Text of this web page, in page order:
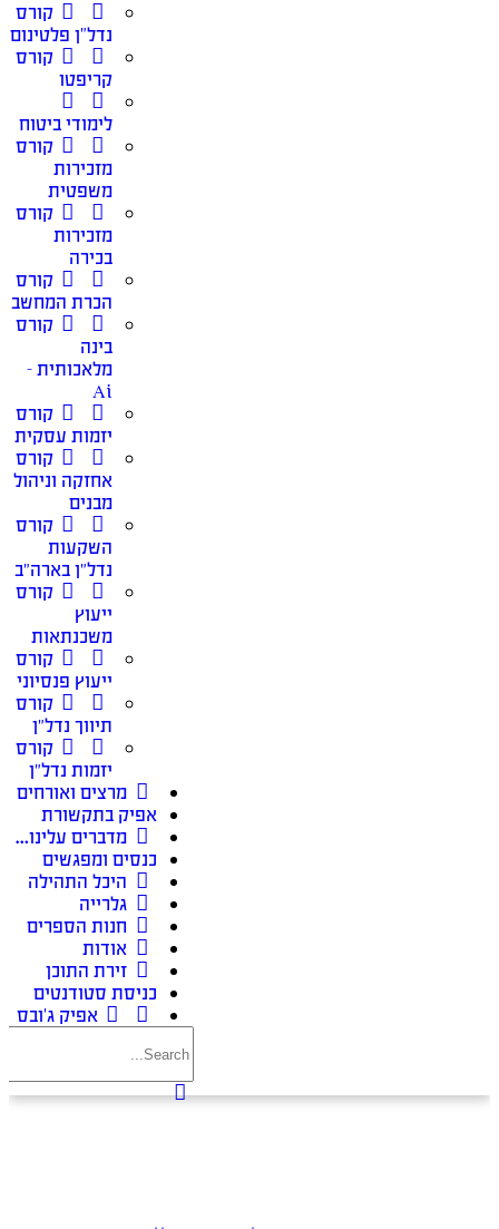
קורס
נדל”ן פלטינום
קורס
קריפטו
לימודי ביטוח
קורס
מזכירות
משפטית
קורס
מזכירות
בכירה
קורס
הכרת המחשב
קורס
בינה
מלאכותית –
Ai
קורס
יזמות עסקית
קורס
אחזקה וניהול
מבנים
קורס
השקעות
נדל״ן בארה״ב
קורס
ייעוץ
משכנתאות
קורס
ייעוץ פנסיוני
קורס
תיווך נדל״ן
קורס
יזמות נדל״ן
מרצים ואורחים
אפיק בתקשורת
מדברים עלינו…
כנסים ומפגשים
היכל התהילה
גלרייה
חנות הספרים
אודות
זירת התוכן
כניסת סטודנטים
אפיק ג’ובס